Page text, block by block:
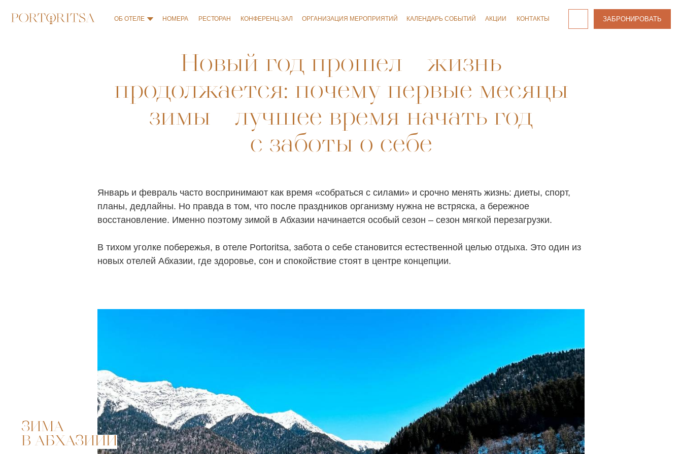
ЗАБРОНИРОВАТЬ
КОНТАКТЫ
АКЦИИ
КАЛЕНДАРЬ СОБЫТИЙ
ОРГАНИЗАЦИЯ МЕРОПРИЯТИЙ
КОНФЕРЕНЦ-ЗАЛ
РЕСТОРАН
НОМЕРА
ОБ ОТЕЛЕ ЗАБРОНИРОВАТЬ
КОНТАКТЫ
АКЦИИ
КАЛЕНДАРЬ СОБЫТИЙ
ОРГАНИЗАЦИЯ МЕРОПРИЯТИЙ
КОНФЕРЕНЦ-ЗАЛ
РЕСТОРАН
НОМЕРА
ОБ ОТЕЛЕ
Новый год прошел – жизнь
продолжается: почему первые месяцы
зимы – лучшее время начать год
с заботы о себе
Январь и февраль часто воспринимают как время «собраться с силами» и срочно менять жизнь: диеты, спорт,
планы, дедлайны. Но правда в том, что после праздников организму нужна не встряска, а бережное
восстановление. Именно поэтому зимой в Абхазии начинается особый сезон – сезон мягкой перезагрузки.
В тихом уголке побережья, в отеле Portoritsa, забота о себе становится естественной целью отдыха. Это один из
новых отелей Абхазии, где здоровье, сон и спокойствие стоят в центре концепции.
ЗИМА
В АБХАЗИИИ